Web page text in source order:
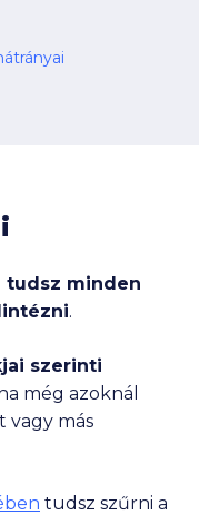
tudsz minden
.
szerinti
még azoknál
vagy más
tudsz szűrni a